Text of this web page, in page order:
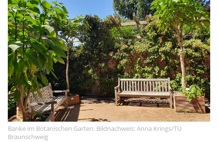
Bänke im Botanischen Garten. Bildnachweis: Anna Krings/TU
Braunschweig